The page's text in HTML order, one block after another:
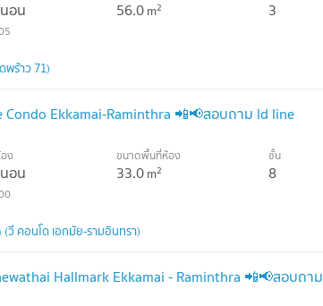
อน 56.0m2 3
พร้าว 71)
Condo Ekkamai-Raminthra 📲📢สอบถาม ld line
ง
อน
ขนาดพื้นที่ห้อง
33.0m2
ชั้น
8
วี คอนโด เอกมัย-รามอินทรา)
Hallmark Ekkamai - Raminthra 📲📢สอบถาม